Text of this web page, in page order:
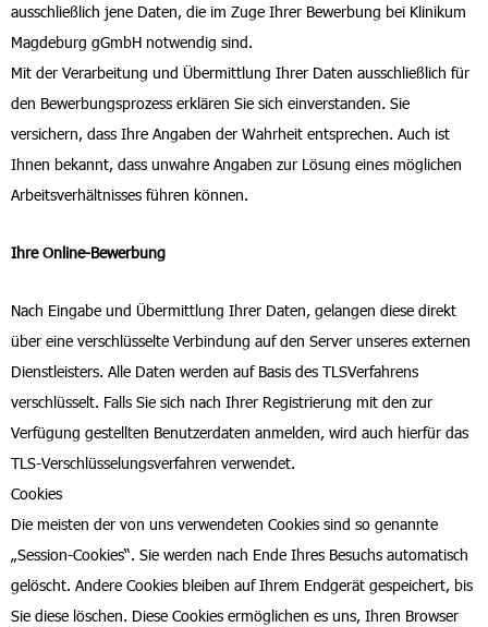
ausschließlich jene Daten, die im Zuge Ihrer Bewerbung bei Klinikum
Magdeburg gGmbH notwendig sind.
Mit der Verarbeitung und Übermittlung Ihrer Daten ausschließlich für
den Bewerbungsprozess erklären Sie sich einverstanden. Sie
versichern, dass Ihre Angaben der Wahrheit entsprechen. Auch ist
Ihnen bekannt, dass unwahre Angaben zur Lösung eines möglichen
Arbeitsverhältnisses führen können.
Ihre Online-Bewerbung
Nach Eingabe und Übermittlung Ihrer Daten, gelangen diese direkt
über eine verschlüsselte Verbindung auf den Server unseres externen
Dienstleisters. Alle Daten werden auf Basis des TLSVerfahrens
verschlüsselt. Falls Sie sich nach Ihrer Registrierung mit den zur
Verfügung gestellten Benutzerdaten anmelden, wird auch hierfür das
TLS-Verschlüsselungsverfahren verwendet.
Cookies
Die meisten der von uns verwendeten Cookies sind so genannte
„Session-Cookies“. Sie werden nach Ende Ihres Besuchs automatisch
gelöscht. Andere Cookies bleiben auf Ihrem Endgerät gespeichert, bis
Sie diese löschen. Diese Cookies ermöglichen es uns, Ihren Browser